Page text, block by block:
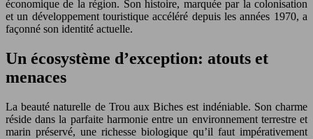
économique de la région. Son histoire, marquée par la colonisation
et un développement touristique accéléré depuis les années 1970, a
façonné son identité actuelle.
Un écosystème d’exception: atouts et
menaces
La beauté naturelle de Trou aux Biches est indéniable. Son charme
réside dans la parfaite harmonie entre un environnement terrestre et
marin préservé, une richesse biologique qu’il faut impérativement